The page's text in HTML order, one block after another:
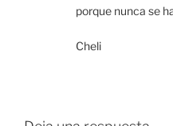
porque nunca se
Cheli